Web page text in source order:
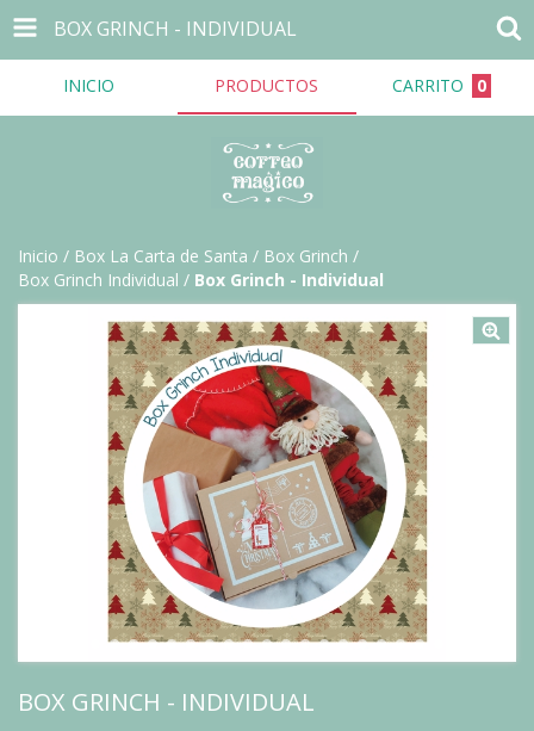
BOX GRINCH - INDIVIDUAL
INICIO PRODUCTOS CARRITO 0
Inicio / Box La Carta de Santa / Box Grinch /
Box Grinch Individual / Box Grinch - Individual
BOX GRINCH - INDIVIDUAL